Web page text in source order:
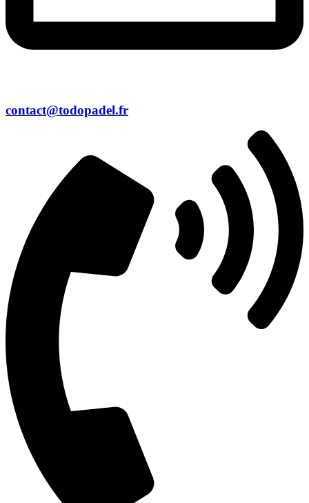
contact@todopadel.fr